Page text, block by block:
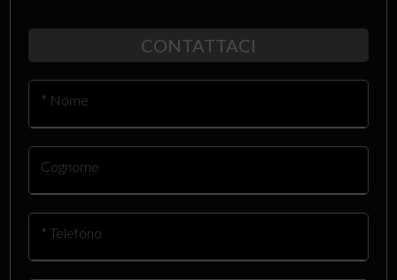
CONTATTACI
* Nome
Cognome
* Telefono